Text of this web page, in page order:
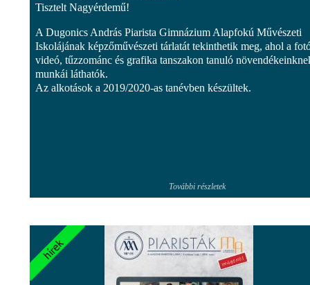
Tisztelt Nagyérdemű!
A Dugonics András Piarista Gimnázium Alapfokú Művészeti
Iskolájának képzőművészeti tárlatát tekinthetik meg, ahol a
videó, tűzzománc és grafika tanszakon tanuló
munkái láthatók.
Az alkotások a 2019/2020-as tanévben készültek.
További részletek